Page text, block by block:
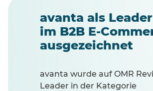
avanta als Leader
im B2B E-
ausgezeichnet
avanta wurde auf OMR
Leader in der Kategorie